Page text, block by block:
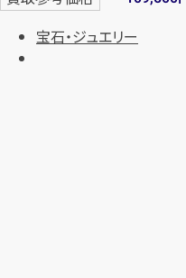
宝石・ジュエリー